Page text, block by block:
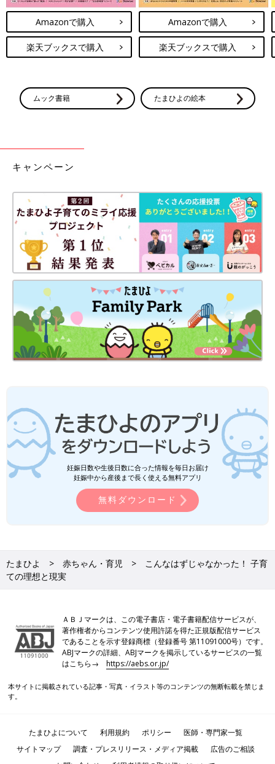
Amazonで購入
楽天ブックスで購入
Amazonで購入
楽天ブックスで購入
ムック書籍 たまひよの絵本
キャンペーン
妊娠日数や生後日数に合った情報を毎日お届け
妊娠中から産後まで長く使える無料アプリ
無料ダウンロード
たまひよ 赤ちゃん・育児
こんなはずじゃなかった！ 子育
ての理想と現実
ＡＢＪマークは、この電子書店・電子書籍配信サービスが、
著作権者からコンテンツ使用許諾を得た正規版配信サービス
であることを示す登録商標（登録番号 第11091000号）です。
ABJマークの詳細、ABJマークを掲示しているサービスの一覧
はこちら→https://aebs.or.jp/
本サイトに掲載されている記事・写真・イラスト等のコンテンツの無断転載を禁じま
す。
たまひよについて 利用規約 ポリシー
医師・専門家一覧
サイトマップ
調査・プレスリリース・メディア掲載
広告のご相談